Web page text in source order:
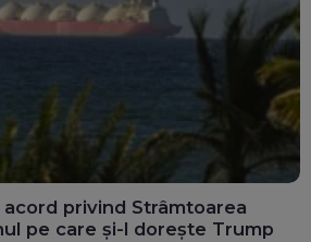
privind Strâmtoarea
pe care și-l dorește Trump